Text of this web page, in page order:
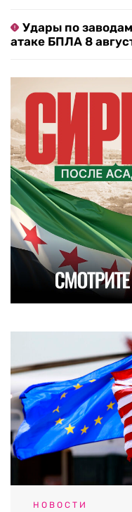
Удары по
атаке БПЛА 8
НОВОСТИ